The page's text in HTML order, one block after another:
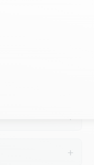
: Euro
réalisations en France